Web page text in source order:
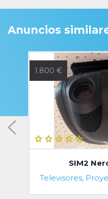
Anuncios
1.800 €
SIM2
Televisores,